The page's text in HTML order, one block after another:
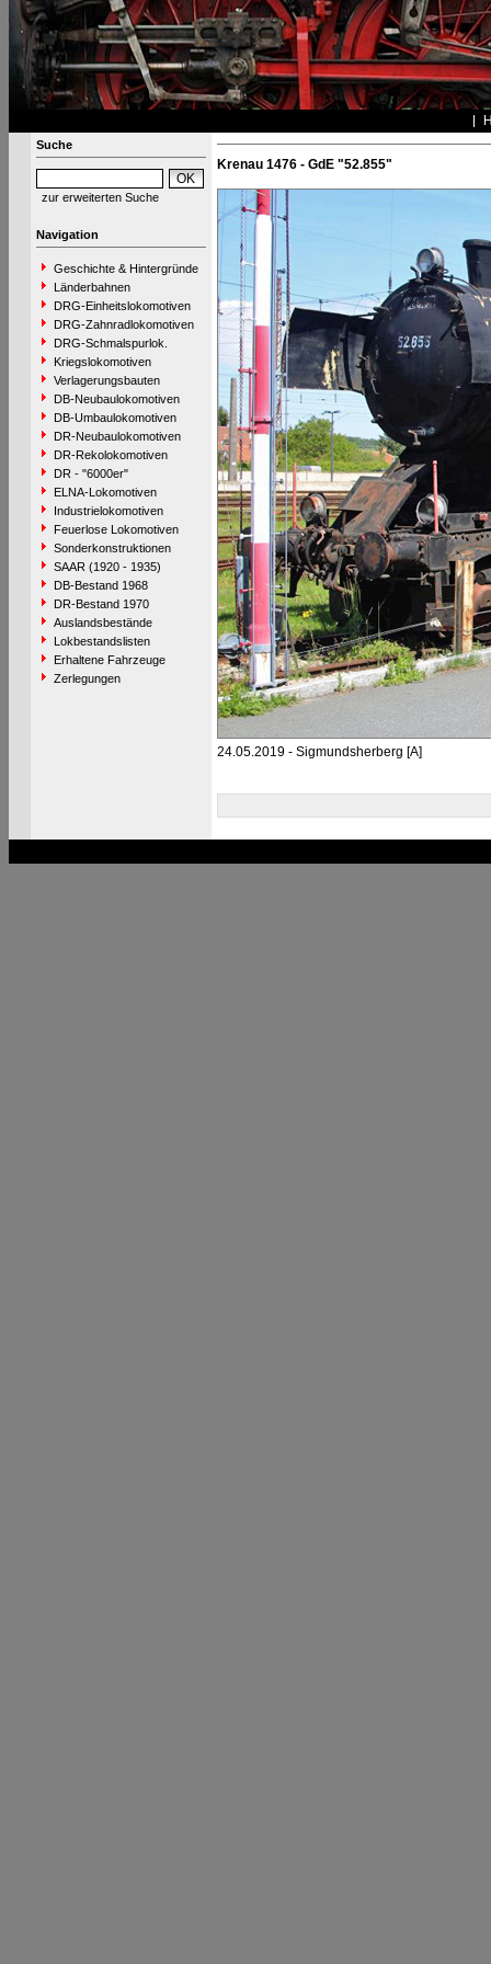
Suche
zur erweiterten Suche
Navigation
Geschichte & Hintergründe
Länderbahnen
DRG-Einheitslokomotiven
DRG-Zahnradlokomotiven
DRG-Schmalspurlok.
Kriegslokomotiven
Verlagerungsbauten
DB-Neubaulokomotiven
DB-Umbaulokomotiven
DR-Neubaulokomotiven
DR-Rekolokomotiven
DR - "6000er"
ELNA-Lokomotiven
Industrielokomotiven
Feuerlose Lokomotiven
Sonderkonstruktionen
SAAR (1920 - 1935)
DB-Bestand 1968
DR-Bestand 1970
Auslandsbestände
Lokbestandslisten
Erhaltene Fahrzeuge
Zerlegungen
Krenau 1476 - GdE "52.855"
24.05.2019 - Sigmundsherberg [A]